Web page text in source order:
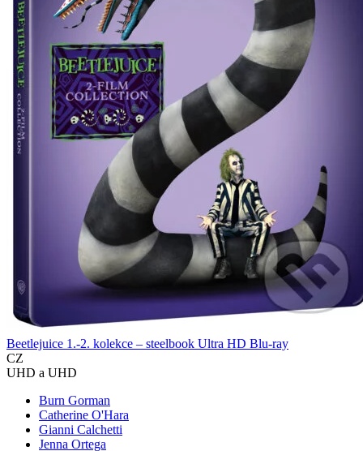
Beetlejuice 1.-2. kolekce – steelbook Ultra HD Blu-ray
CZ
UHD a UHD
Burn Gorman
Catherine O'Hara
Gianni Calchetti
Jenna Ortega